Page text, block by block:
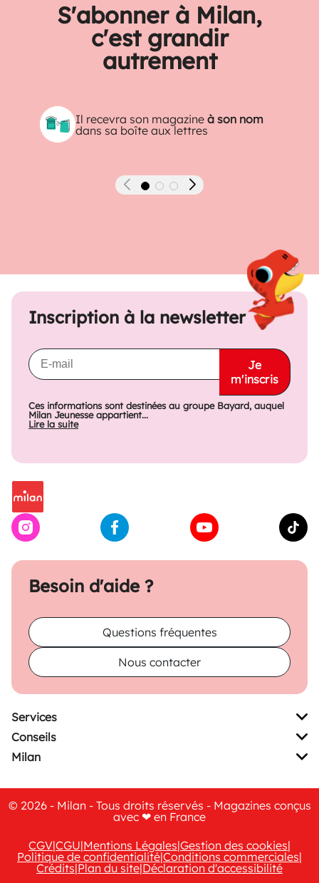
S'abonner à Milan,
c'est grandir
autrement
Il recevra son magazineà son nom
dans sa boîte aux lettres
Précédent Suivant
Besoin d'aide ?
Questions fréquentes
Nous contacter
Inscription à la newsletter
Je
m'inscris
Ces informations sont destinées au groupe Bayard, auquel
Milan Jeunesse appartient...
Lire la suite
Services
Conseils
Milan
© 2026 - Milan - Tous droits réservés - Magazines conçus
avec ❤ en France
CGV|CGU|Mentions Légales|Gestion des cookies|
Politique de confidentialité|Conditions commerciales|
Crédits|Plan du site|Déclaration d'accessibilité